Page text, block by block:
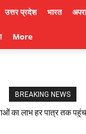
उत्तर प्रदेश भारत
More
BREAKING NEWS
का लाभ हर पात्र तक